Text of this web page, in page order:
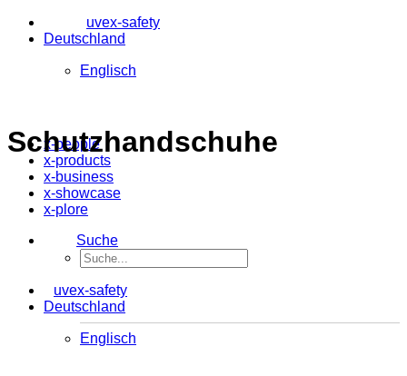
uvex-safety
Deutschland
Englisch
x-people
x-products
x-business
x-showcase
x-plore
Suche
uvex-safety
Deutschland
Englisch
Schutzhandschuhe